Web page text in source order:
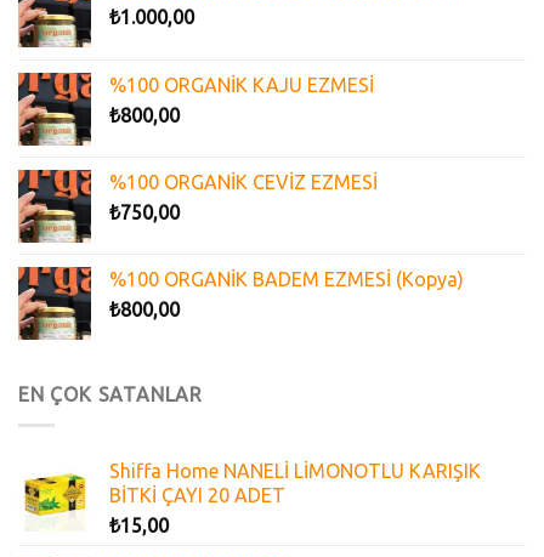
₺1.000,00
%100 ORGANİK KAJU EZMESİ
₺800,00
%100 ORGANİK CEVİZ EZMESİ
₺750,00
%100 ORGANİK BADEM EZMESİ (Kopya)
₺800,00
EN ÇOK SATANLAR
Shiffa Home NANELİ LİMONOTLU KARIŞIK
BİTKİ ÇAYI 20 ADET
₺15,00